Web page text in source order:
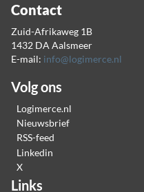
Contact
Zuid-Afrikaweg 1B
1432 DA Aalsmeer
E-mail: info@logimerce.nl
Volg ons
Logimerce.nl
Nieuwsbrief
RSS-feed
Linkedin
X
Links